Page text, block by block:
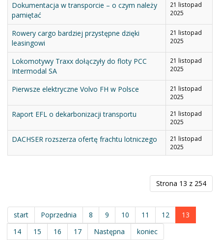
Dokumentacja w transporcie – o czym należy
pamiętać
21 listopad
2025
Rowery cargo bardziej przystępne dzięki
leasingowi
21 listopad
2025
Lokomotywy Traxx dołączyły do floty PCC
Intermodal SA
21 listopad
2025
Pierwsze elektryczne Volvo FH w Polsce
21 listopad
2025
Raport EFL o dekarbonizacji transportu
21 listopad
2025
DACHSER rozszerza ofertę frachtu lotniczego
21 listopad
2025
Strona 13 z 254
start Poprzednia 8 9 10 11 12
13
14
15 16 17 Następna koniec